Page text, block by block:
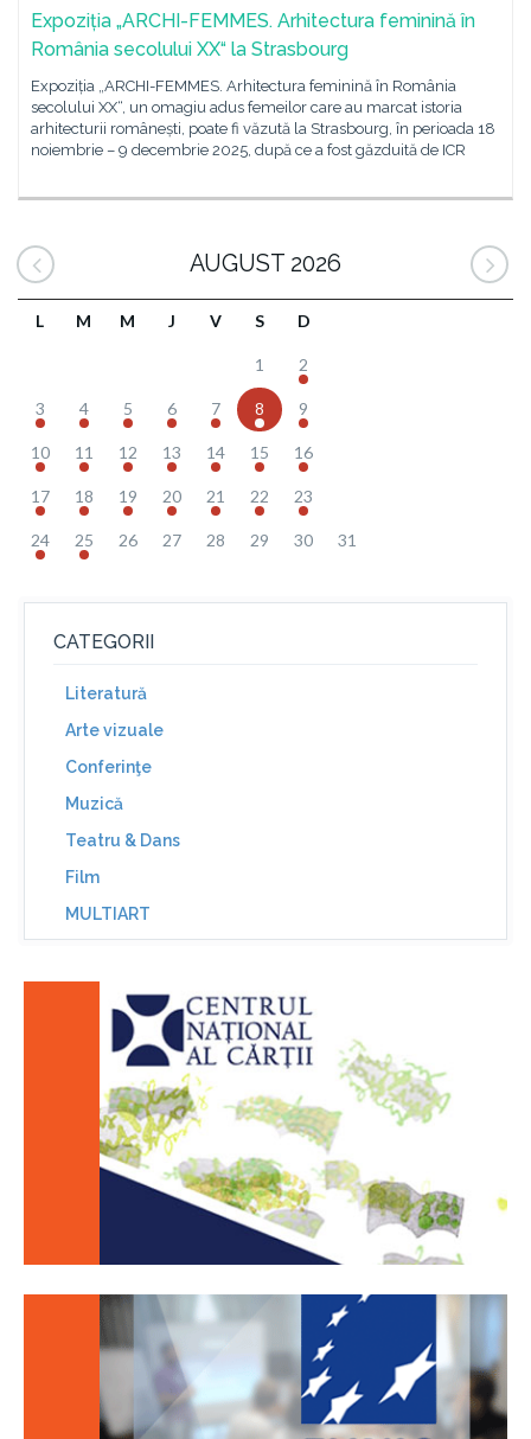
Expoziția „ARCHI-FEMMES. Arhitectura feminină în
România secolului XX“ la Strasbourg
Expoziția „ARCHI-FEMMES. Arhitectura feminină în România
secolului XX“, un omagiu adus femeilor care au marcat istoria
arhitecturii românești, poate fi văzută la Strasbourg, în perioada 18
noiembrie – 9 decembrie 2025, după ce a fost găzduită de ICR
AUGUST 2026
L M M J V S D
1 2
3 4 5 6 7 8 9
10 11 12 13 14 15 16
17 18 19 20 21 22 23
24 25 26 27 28 29 30 31
CATEGORII
Literatură
Arte vizuale
Conferinţe
Muzică
Teatru & Dans
Film
MULTIART